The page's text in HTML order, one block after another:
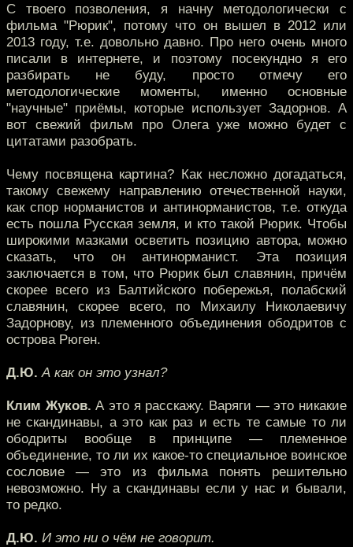
С твоего позволения, я начну методологически с
фильма "Рюрик", потому что он вышел в 2012 или
2013 году, т.е. довольно давно. Про него очень много
писали в интернете, и поэтому посекундно я его
разбирать не буду, просто отмечу его
методологические моменты, именно основные
"научные" приёмы, которые использует Задорнов. А
вот свежий фильм про Олега уже можно будет с
цитатами разобрать.
Чему посвящена картина? Как несложно догадаться,
такому свежему направлению отечественной науки,
как спор норманистов и антинорманистов, т.е. откуда
есть пошла Русская земля, и кто такой Рюрик. Чтобы
широкими мазками осветить позицию автора, можно
сказать, что он антинорманист. Эта позиция
заключается в том, что Рюрик был славянин, причём
скорее всего из Балтийского побережья, полабский
славянин, скорее всего, по Михаилу Николаевичу
Задорнову, из племенного объединения ободритов с
острова Рюген.
Д.Ю. А как он это узнал?
Клим Жуков. А это я расскажу. Варяги — это никакие
не скандинавы, а это как раз и есть те самые то ли
ободриты вообще в принципе — племенное
объединение, то ли их какое-то специальное воинское
сословие — это из фильма понять решительно
невозможно. Ну а скандинавы если у нас и бывали,
то редко.
Д.Ю. И это ни о чём не говорит.